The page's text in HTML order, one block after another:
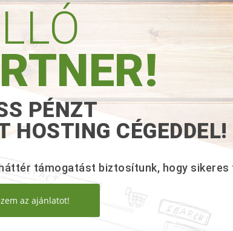
PÉNZT
HOSTING CÉGEDDEL!
támogatást biztosítunk, hogy
az ajánlatot!